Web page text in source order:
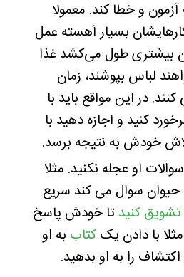
و خطا کند. معمولا
بسیار آهسته عمل
بیشتری طول می‌کشد غذا
لباس بپوشند، زمان
در این مواقع باید با
کنید و اجازه دهید با
خودش به نتیجه برسد.
او عجله نکنید. مثلا
سوال می کند سریع
تشویق کنیدتا خودش پاسخ
با دادن یککتاب به او
را به او بدهید.